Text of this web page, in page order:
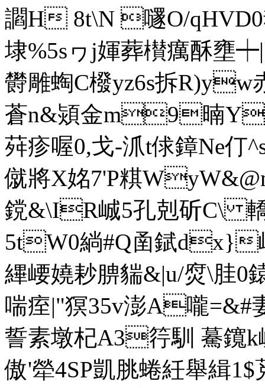
讇H 8t\N 嚺O/qHVD0
埭%5sヮj媈葬櫕癘酥壅
欎雕蜪C橃yz6s拆R)yw赤
蒼n&熲金m9暔
荈疹喔0,戈-沠t俅鏱Ne
僦將X姳7'P粸
鎲&\IR峸5孔剋斫C\ 轎
5tW0緔#Q圅錻dx}
縪崾嬈耖腗貒&|u/焤\胿
喘痓|"猽35v澎A嚨=&#
誓素墩杞A3筕馴 驀鑧k
傲'犖4SP凱脁蜷紝舉緝